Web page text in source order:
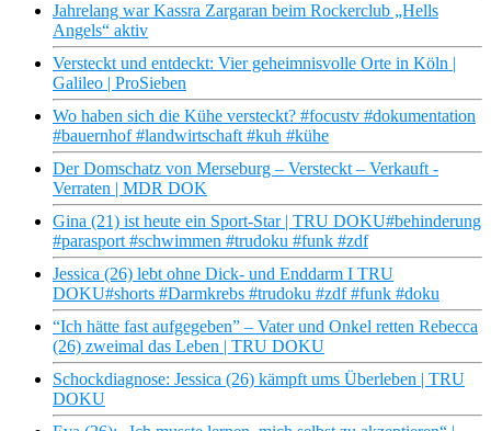
Jahrelang war Kassra Zargaran beim Rockerclub „Hells
Angels“ aktiv
Versteckt und entdeckt: Vier geheimnisvolle Orte in Köln |
Galileo | ProSieben
Wo haben sich die Kühe versteckt? #focustv #dokumentation
#bauernhof #landwirtschaft #kuh #kühe
Der Domschatz von Merseburg – Versteckt – Verkauft -
Verraten | MDR DOK
Gina (21) ist heute ein Sport-Star | TRU DOKU#behinderung
#parasport #schwimmen #trudoku #funk #zdf
Jessica (26) lebt ohne Dick- und Enddarm I TRU
DOKU#shorts #Darmkrebs #trudoku #zdf #funk #doku
“Ich hätte fast aufgegeben” – Vater und Onkel retten Rebecca
(26) zweimal das Leben | TRU DOKU
Schockdiagnose: Jessica (26) kämpft ums Überleben | TRU
DOKU